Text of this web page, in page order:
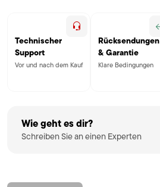
Technischer
Support
Vor und nach dem Kauf
Rücksendungen
& Garantie
Klare Bedingungen
Wie geht es dir?
Schreiben Sie an einen Experten